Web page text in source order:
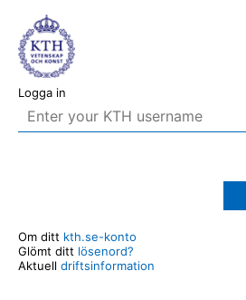
Logga in
Om ditt kth.se-konto
Glömt ditt lösenord?
Aktuell driftsinformation